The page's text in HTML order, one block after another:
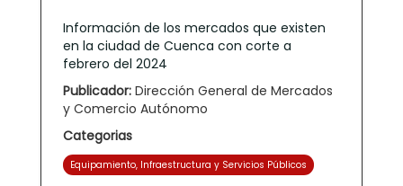
Información de los mercados que existen
en la ciudad de Cuenca con corte a
febrero del 2024
Publicador: Dirección General de Mercados
y Comercio Autónomo
Categorias
Equipamiento, Infraestructura y Servicios Públicos